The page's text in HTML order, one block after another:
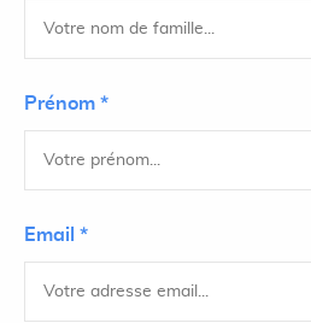
Prénom *
Email *